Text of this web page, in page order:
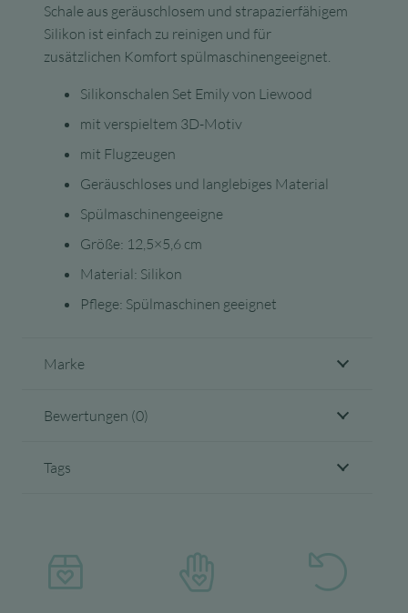
Schale aus geräuschlosem und strapazierfähigem
Silikon ist einfach zu reinigen und für
zusätzlichen Komfort spülmaschinengeeignet.
Silikonschalen Set Emily von Liewood
mit verspieltem 3D-Motiv
mit Flugzeugen
Geräuschloses und langlebiges Material
Spülmaschinengeeigne
Größe: 12,5×5,6 cm
Material: Silikon
Pflege: Spülmaschinen geeignet
Marke
Bewertungen (0)
Tags